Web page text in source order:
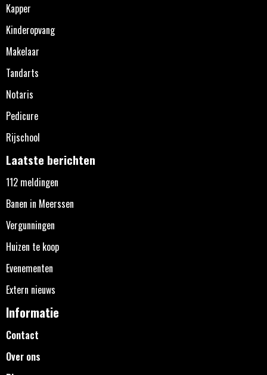
Kapper
Kinderopvang
Makelaar
Tandarts
Notaris
Pedicure
Rijschool
Laatste berichten
112 meldingen
Banen in Meerssen
Vergunningen
Huizen te koop
Evenementen
Extern nieuws
Informatie
Contact
Over ons